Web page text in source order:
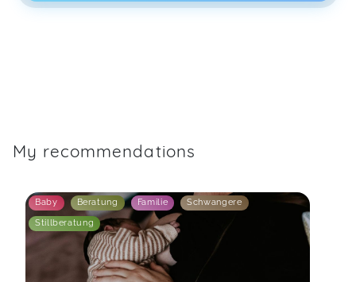
My recommendations
Baby Beratung Familie Schwangere
Stillberatung